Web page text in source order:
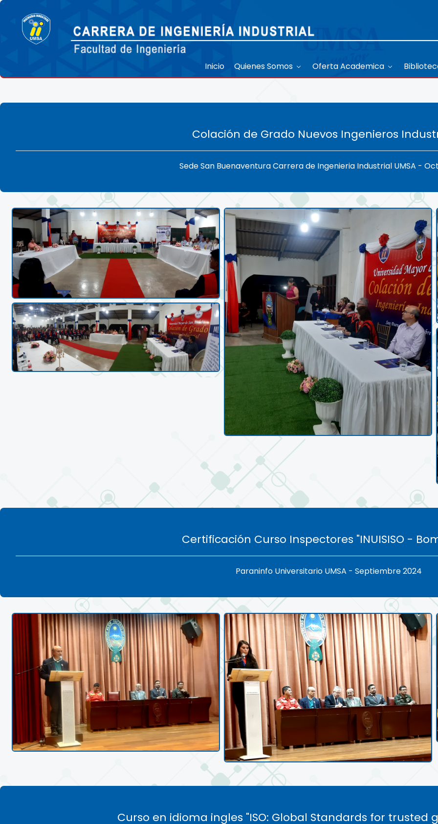
Inicio Quienes Somos Oferta Academica
Colación de Grado Nuevos Ingenieros
Sede San Buenaventura Carrera de Ingenieria Industrial UMSA -
Certificación Curso Inspectores "INUISISO -
Paraninfo Universitario UMSA - Septiembre 2024
Curso en idioma ingles "ISO: Global Standards for trusted